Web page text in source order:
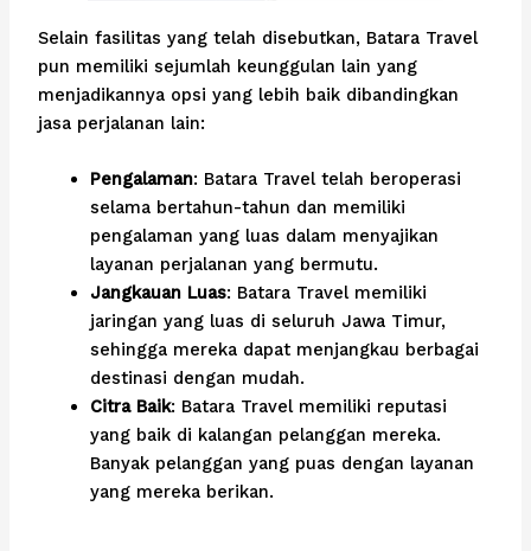
Selain fasilitas yang telah disebutkan, Batara Travel
pun memiliki sejumlah keunggulan lain yang
menjadikannya opsi yang lebih baik dibandingkan
jasa perjalanan lain:
Pengalaman: Batara Travel telah beroperasi
selama bertahun-tahun dan memiliki
pengalaman yang luas dalam menyajikan
layanan perjalanan yang bermutu.
Jangkauan Luas: Batara Travel memiliki
jaringan yang luas di seluruh Jawa Timur,
sehingga mereka dapat menjangkau berbagai
destinasi dengan mudah.
Citra Baik: Batara Travel memiliki reputasi
yang baik di kalangan pelanggan mereka.
Banyak pelanggan yang puas dengan layanan
yang mereka berikan.